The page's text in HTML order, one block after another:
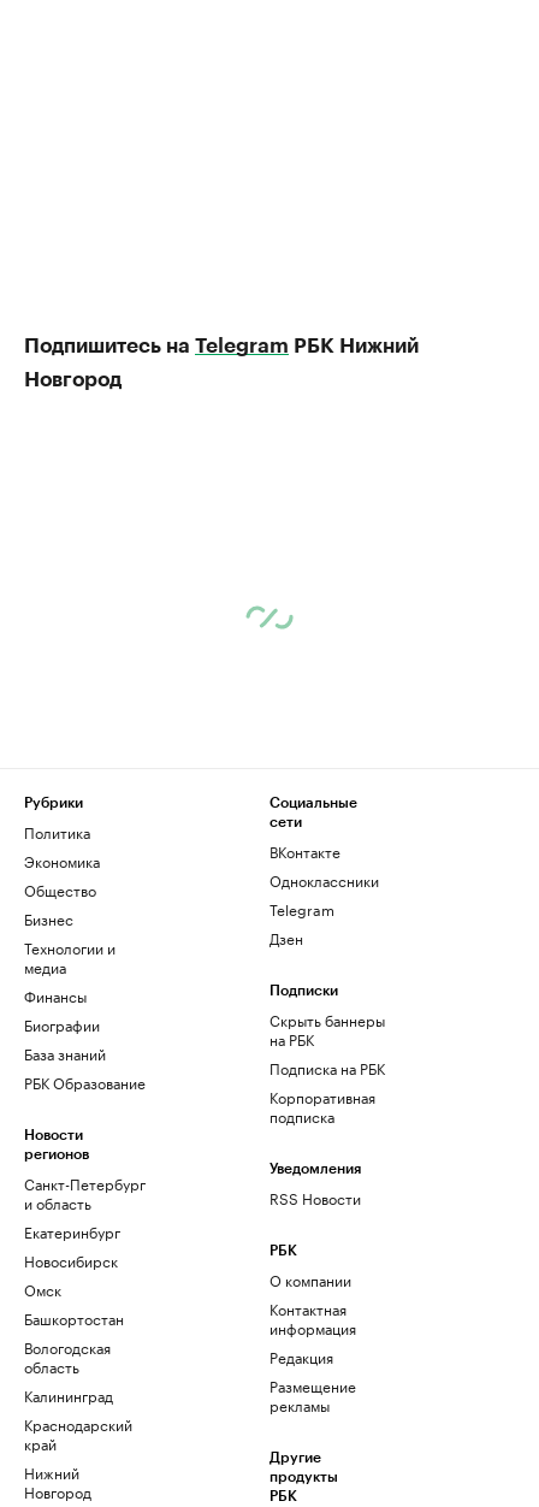
Подпишитесь на Telegram РБК Нижний
Новгород
Рубрики
Политика
Экономика
Общество
Бизнес
Технологии и
медиа
Финансы
Биографии
База знаний
РБК Образование
Новости
регионов
Санкт-Петербург
и область
Екатеринбург
Новосибирск
Омск
Башкортостан
Вологодская
область
Калининград
Краснодарский
край
Нижний
Новгород
Социальные
сети
ВКонтакте
Одноклассники
Telegram
Дзен
Подписки
Скрыть баннеры
на РБК
Подписка на РБК
Корпоративная
подписка
Уведомления
RSS Новости
РБК
О компании
Контактная
информация
Редакция
Размещение
рекламы
Другие
продукты
РБК